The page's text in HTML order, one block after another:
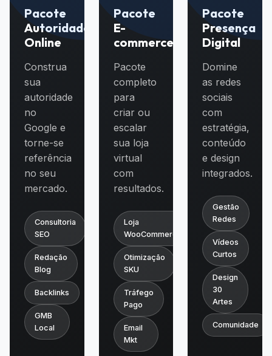
Pacote
Autoridade
Online
Construa
sua
autoridade
no
Google e
torne-se
referência
no seu
mercado.
Consultoria
SEO
Redação
Blog
Backlinks
GMB
Local
Pacote
E-
commerce
Pacote
completo
para
criar ou
escalar
sua loja
virtual
com
resultados.
Loja
WooCommerce
Otimização
SKU
Tráfego
Pago
Email
Mkt
Pacote
Presença
Digital
Domine
as redes
sociais
com
estratégia,
conteúdo
e design
integrados.
Gestão
Redes
Vídeos
Curtos
Design
30
Artes
Comunidade